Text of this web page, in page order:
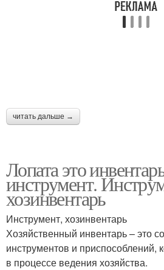
читать дальше →
Лопата это
инструмент.
хозинвентарь
Инструмент, хозинвентарь
Хозяйственный инвентарь – это
инструментов и приспособлений,
в процессе ведения хозяйства.